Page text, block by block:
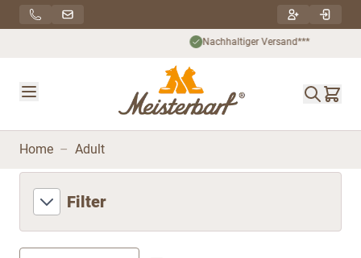
Direkt zum Inhalt
Nachhaltiger Versand***
Home – Adult
Filter